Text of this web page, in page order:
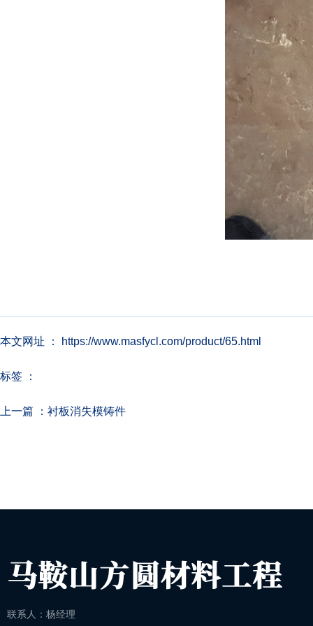
本文网址 ： https://www.masfycl.com/product/65.html
标签 ：
上一篇 ： 衬板消失模铸件
相关产品
联系人：杨经理